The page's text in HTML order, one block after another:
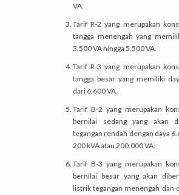
VA.
Tarif R-2 yang merupakan
tangga menengah yang
3.500 VA hingga 5.500 VA.
Tarif R-3 yang merupakan
tangga besar yang memiliki
dari 6.600 VA.
Tarif B-2 yang merupakan
bernilai sedang yang akan
tegangan rendah dengan daya
200 kVA atau 200.000 VA.
Tarif B-3 yang merupakan
bernilai besar yang akan
listrik tegangan menengah dan